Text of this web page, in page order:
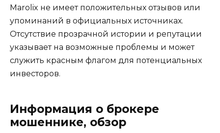
Marolix не имеет положительных отзывов или
упоминаний в официальных источниках.
Отсутствие прозрачной истории и репутации
указывает на возможные проблемы и может
служить красным флагом для потенциальных
инвесторов.
Информация о брокере
мошеннике, обзор